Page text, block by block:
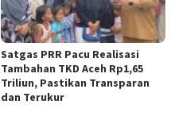
Satgas PRR Pacu Realisasi
Tambahan TKD Aceh Rp1,65
Triliun, Pastikan Transparan
dan Terukur